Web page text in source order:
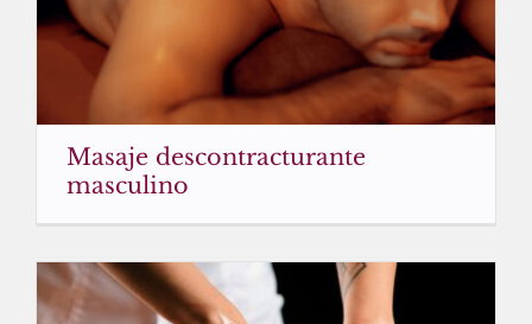
Masaje descontracturante
masculino